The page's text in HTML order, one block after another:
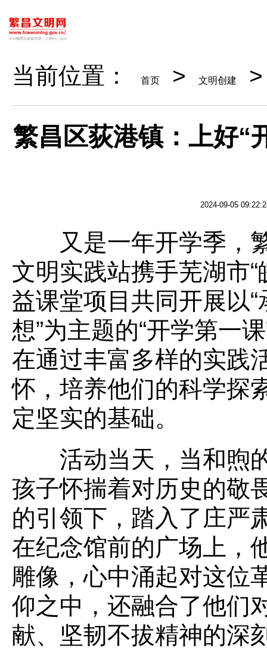
当前位置： 首页 > 文明创建
繁昌区荻港镇：上好“
2024-09-05
又是一年开学季，繁
文明实践站携手芜湖市
益课堂项目共同开展以
想”为主题的“开学第一
在通过丰富多样的实践
怀，培养他们的科学探
定坚实的基础。
活动当天，当和煦的
孩子怀揣着对历史的敬
的引领下，踏入了庄严
在纪念馆前的广场上，
雕像，心中涌起对这位
仰之中，还融合了他们
献、坚韧不拔精神的深